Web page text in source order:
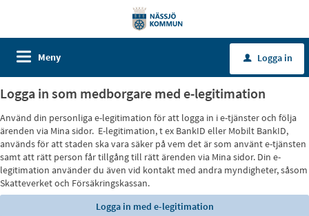
Meny u Logga in
Logga in som medborgare med e-legitimation
Använd din personliga e-legitimation för att logga in i e-tjänster och följa
ärenden via Mina sidor. E-legitimation, t ex BankID eller Mobilt BankID,
används för att staden ska vara säker på vem det är som använt e-tjänsten
samt att rätt person får tillgång till rätt ärenden via Mina sidor. Din e-
legitimation använder du även vid kontakt med andra myndigheter, såsom
Skatteverket och Försäkringskassan.